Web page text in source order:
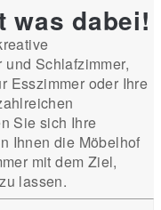
was dabei!
Schlafzimmer,
Esszimmer oder Ihre
Sie sich Ihre
Ihnen die Möbelhof
mit dem Ziel,
lassen.